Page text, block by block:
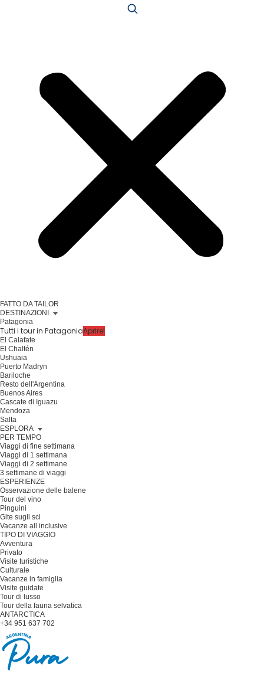
FATTO DA TAILOR
DESTINAZIONI
Patagonia
Tutti i tour in PatagoniaAprire!
El Calafate
El Chaltén
Ushuaia
Puerto Madryn
Bariloche
Resto dell'Argentina
Buenos Aires
Cascate di Iguazu
Mendoza
Salta
ESPLORA
PER TEMPO
Viaggi di fine settimana
Viaggi di 1 settimana
Viaggi di 2 settimane
3 settimane di viaggi
ESPERIENZE
Osservazione delle balene
Tour del vino
Pinguini
Gite sugli sci
Vacanze all inclusive
TIPO DI VIAGGIO
Avventura
Privato
Visite turistiche
Culturale
Vacanze in famiglia
Visite guidate
Tour di lusso
Tour della fauna selvatica
ANTARCTICA
+34 951 637 702